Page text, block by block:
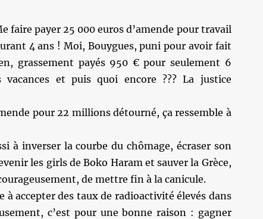
faire payer 25 000 euros d’amende pour travail
4 ans ! Moi, Bouygues, puni pour avoir fait
grassement payés 950 € pour seulement 6
vacances et puis quoi encore ??? La justice
pour 22 millions détourné, ça ressemble à
à inverser la courbe du chômage, écraser son
les girls de Boko Haram et sauver la Grèce,
de mettre fin à la canicule.
à accepter des taux de radioactivité élevés dans
c’est pour une bonne raison : gagner